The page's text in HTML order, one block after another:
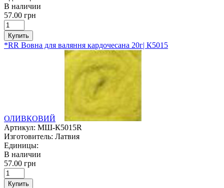
В наличии
57.00 грн
Купить
*RR Вовна для валяння кардочесана 20г| К5015
ОЛИВКОВИЙ
Артикул: МШ-К5015R
Изготовитель: Латвия
Единицы:
В наличии
57.00 грн
Купить